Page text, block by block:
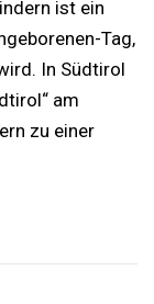
ist ein
Tag,
In Südtirol
am
zu einer